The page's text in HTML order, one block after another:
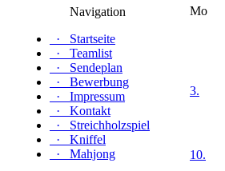
Navigation
·
Startseite
·
Teamlist
·
Sendeplan
·
Bewerbung
·
Impressum
·
Kontakt
·
Streichholzspiel
·
Kniffel
·
Mahjong
Mo
3.
10.